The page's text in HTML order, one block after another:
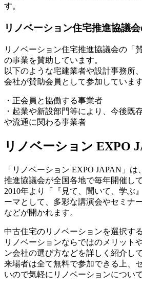
す。
リノベーション住宅推進協議
リノベーション住宅推進協議会の「
の事業を賛助しています。
以下のような宅建業者や設計事務所
会社が賛助会員として参加しています
・正会員と協働する事業者
・起業や新設部門等により、今後既
や流通に関わる事業者
リノベーション EXPO
「リノベーション EXPO JAPAN」
推進協議会が全国各地で毎年開催し
2010年より「『見て、聞いて、学ぶ
ーマとして、多彩な講演会やセミナ
などが開かれます。
中古住宅のリノベーションを選択す
リノベーションならではのメリット
ン会社の選び方などを詳しく紹介し
来場者は全て無料で参加できる上、
いので気軽にリノベーションについ